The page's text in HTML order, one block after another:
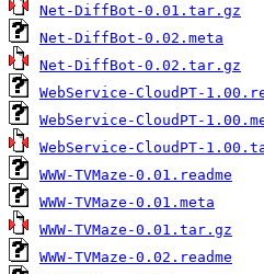
Net-DiffBot-0.01.tar.gz
Net-DiffBot-0.02.meta
Net-DiffBot-0.02.tar.gz
WebService-CloudPT-
WebService-CloudPT-
WebService-CloudPT-
WWW-TVMaze-0.01.readme
WWW-TVMaze-0.01.meta
WWW-TVMaze-0.01.tar.gz
WWW-TVMaze-0.02.readme